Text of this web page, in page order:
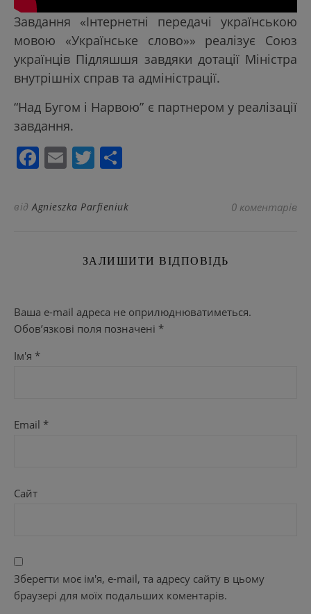
Завдання «Інтернетні передачі українською
мовою «Українське слово»» реалізує Союз
українців Підляшшя завдяки дотації Міністра
внутрішніх справ та адміністрації.
“Над Бугом і Нарвою” є партнером у реалізації
завдання.
Facebook
EmailTwitter
відAgnieszka Parfieniuk 0 коментарів
ЗАЛИШИТИ ВІДПОВІДЬ
Ваша e-mail адреса не оприлюднюватиметься.
Обов’язкові поля позначені *
Ім'я *
Email *
Сайт
Зберегти моє ім'я, e-mail, та адресу сайту в цьому
браузері для моїх подальших коментарів.